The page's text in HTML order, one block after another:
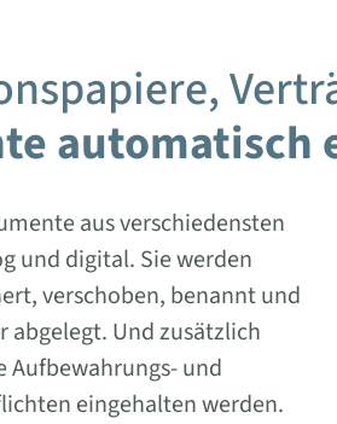
aus verschiedensten
und digital. Sie werden
verschoben, benannt und
abgelegt. Und zusätzlich
Aufbewahrungs- und
eingehalten werden.